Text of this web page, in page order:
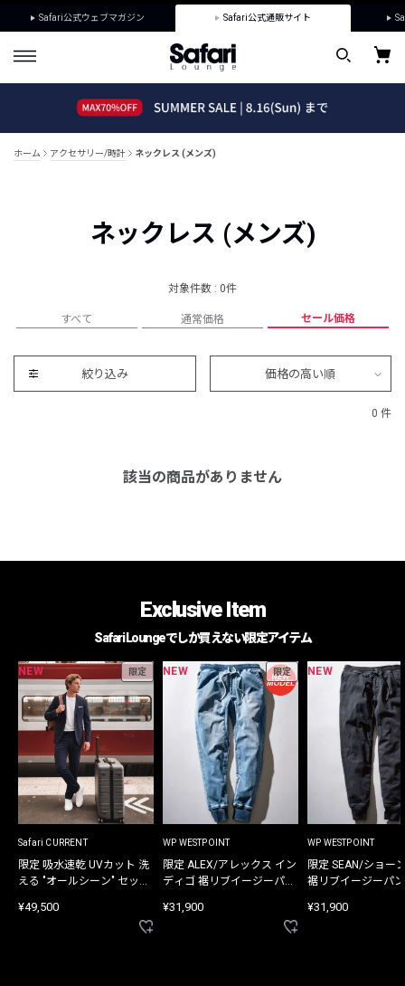
Safari公式ウェブマガジン Safari公式通販サイト
ホーム アクセサリー/時計 ネックレス (メンズ)
ネックレス (メンズ)
対象件数 : 0件
すべて 通常価格 セール価格
絞り込み 価格の高い順
0 件
該当の商品がありません
Exclusive Item
Safari Loungeでしか買えない限定アイテム
NEW 限定
Safari CURRENT
限定 吸水速乾 UVカット 洗
える "オールシーン" セット
¥49,500
NEW 限定
WP WESTPOINT
限定 ALEX/アレックス イン
ディゴ 裾リブイージーパン
¥31,900
NEW
WP WESTPOINT
限定 SEAN/ショー
裾リブイージーパ
¥31,900